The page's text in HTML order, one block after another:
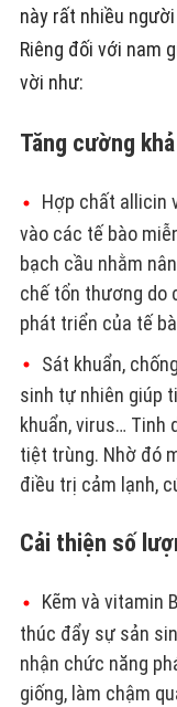
này rất nhiều
Riêng đối với nam
vời như:
Tăng cường
Hợp chất allicin
vào các tế bào
bạch cầu nhằm
chế tổn thương do
phát triển của tế
Sát khuẩn,
sinh tự nhiên giúp
khuẩn, virus… Tinh
tiệt trùng. Nhờ đó
điều trị cảm lạnh,
Cải thiện số
Kẽm và vitamin
thúc đẩy sự sản
nhận chức năng
giống, làm chậm